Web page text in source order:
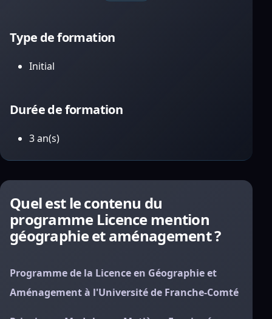
Type de formation
Initial
Durée de formation
3 an(s)
Quel est le contenu du
programme Licence mention
géographie et aménagement ?
Programme de la Licence en Géographie et
Aménagement à l'Université de Franche-Comté